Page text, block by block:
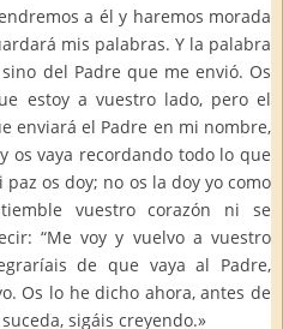
a él y haremos morada
mis palabras. Y la palabra
del Padre que me envió. Os
estoy a vuestro lado, pero el
enviará el Padre en mi nombre,
os vaya recordando todo lo que
os doy; no os la doy yo como
vuestro corazón ni se
“Me voy y vuelvo a vuestro
de que vaya al Padre,
Os lo he dicho ahora, antes de
sigáis creyendo.»